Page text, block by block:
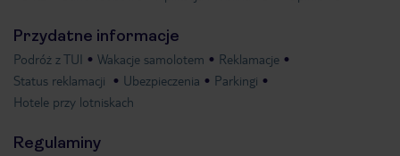
Przydatne informacje
Podróż z TUI Wakacje samolotem
Reklamacje
Status reklamacji
Ubezpieczenia
Parkingi
Hotele przy lotniskach
Regulaminy